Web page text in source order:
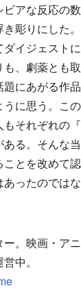
アな反応の
彫りにした
イジェスト
、劇薬とも
にあがる作
に思う。こ
もそれぞれの
る。そんな
とを改めて
ったのではな
。映画・ア
中。